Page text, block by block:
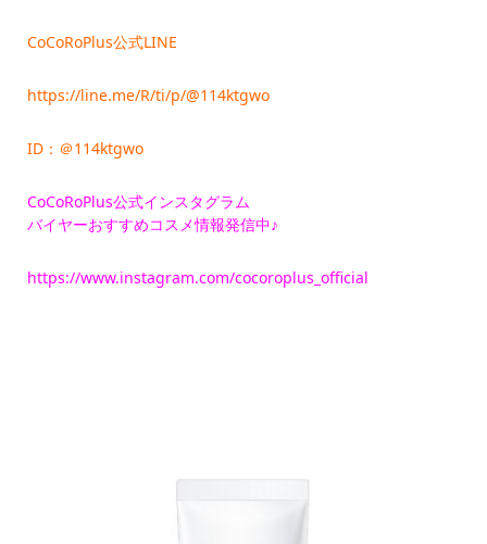
CoCoRoPlus公式LINE
https://line.me/R/ti/p/@114ktgwo
ID：＠114ktgwo
CoCoRoPlus公式インスタグラム
バイヤーおすすめコスメ情報発信中♪
https://www.instagram.com/cocoroplus_official